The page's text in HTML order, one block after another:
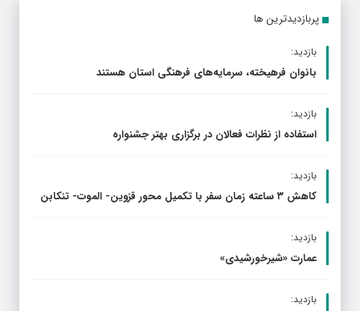
پربازدیدترین ها
بازدید:
بانوان فرهیخته، سرمایه‌های فرهنگی استان هستند
بازدید:
استفاده از نظرات فعالان در برگزاری بهتر جشنواره
بازدید:
کاهش ۳ ساعته زمان سفر با تکمیل محور قزوین- الموت- تنکابن
بازدید:
عمارت «شیرخورشیدی»
بازدید: